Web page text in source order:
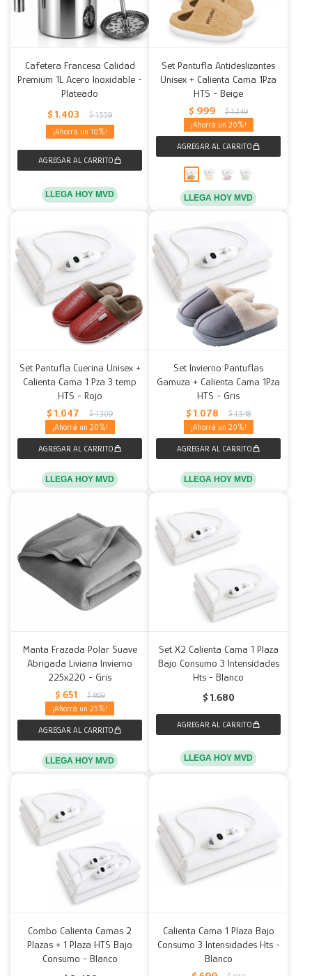
Cafetera Francesa Calidad
Premium 1L Acero Inoxidable -
Plateado
$ 1.403 $ 1.559
10
LLEGA HOY MVD
Set Pantufla Antideslizantes
Unisex + Calienta Cama 1Pza
HTS - Beige
$ 999 $ 1.249
20
LLEGA HOY MVD
Set Pantufla Cuerina Unisex +
Calienta Cama 1 Pza 3 temp
HTS - Rojo
$ 1.047 $ 1.309
20
LLEGA HOY MVD
Set Invierno Pantuflas
Gamuza + Calienta Cama 1Pza
HTS - Gris
$ 1.078 $ 1.348
20
LLEGA HOY MVD
Manta Frazada Polar Suave
Abrigada Liviana Invierno
225x220 - Gris
$ 651 $ 869
25
LLEGA HOY MVD
Set X2 Calienta Cama 1 Plaza
Bajo Consumo 3 Intensidades
Hts - Blanco
$ 1.680
LLEGA HOY MVD
Combo Calienta Camas 2
Plazas + 1 Plaza HTS Bajo
Consumo - Blanco
Calienta Cama 1 Plaza Bajo
Consumo 3 Intensidades Hts -
Blanco